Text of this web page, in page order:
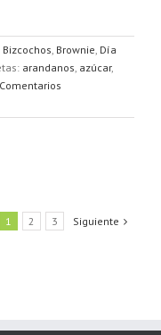
Bizcochos, Brownie, Día
arandanos, azúcar,
1 2 3 Siguiente